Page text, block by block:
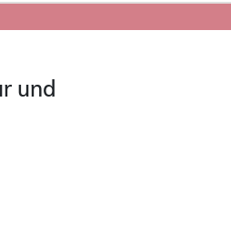
und